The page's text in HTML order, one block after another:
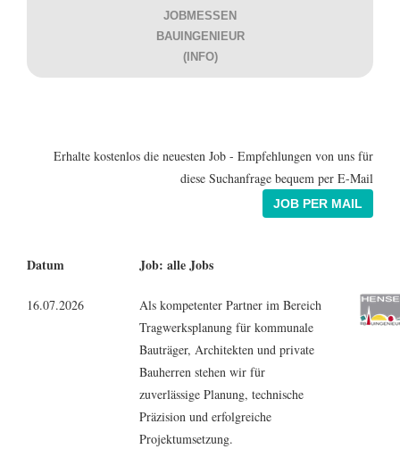
JOBMESSEN
BAUINGENIEUR
(INFO)
Erhalte kostenlos die neuesten Job - Empfehlungen von uns für
diese Suchanfrage bequem per E-Mail
JOB PER MAIL
Datum Job: alle Jobs
16.07.2026
Als kompetenter Partner im Bereich
Tragwerksplanung für kommunale
Bauträger, Architekten und private
Bauherren stehen wir für
zuverlässige Planung, technische
Präzision und erfolgreiche
Projektumsetzung.